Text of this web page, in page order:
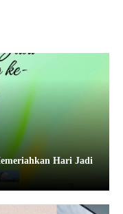
Hari Jadi